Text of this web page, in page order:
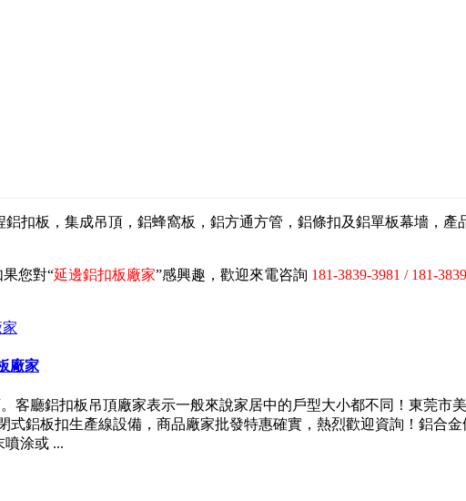
扣板，集成吊頂，鋁蜂窩板，鋁方通方管，鋁條扣及鋁單板幕墻，
您對“延邊鋁扣板廠家”感興趣，歡迎來電咨詢 181-3839-3981 / 181-
廠家
客廳鋁扣板吊頂廠家表示一般來說家居中的戶型大小都不同！東莞市
鋁板扣生產線設備，商品廠家批發特惠確實，熱烈歡迎資詢！鋁合金
噴涂或 ...